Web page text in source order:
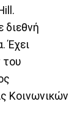
διεθνή
Έχει
του
Κοινωνικών